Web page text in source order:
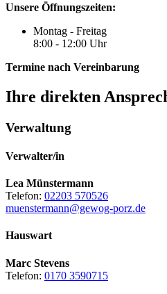
Unsere Öffnungszeiten:
Montag - Freitag
8:00 - 12:00 Uhr
Termine nach Vereinbarung
Ihre direkten
Verwaltung
Verwalter/in
Lea Münstermann
Telefon: 02203 570526
muenstermann@gewog-porz.de
Hauswart
Marc Stevens
Telefon: 0170 3590715